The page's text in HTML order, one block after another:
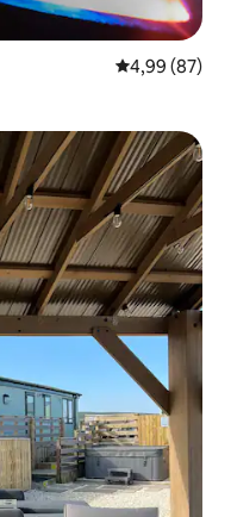
Évaluation
4,99 (87)